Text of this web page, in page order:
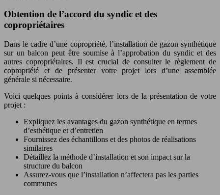
Obtention de l’accord du syndic et des
copropriétaires
Dans le cadre d’une copropriété, l’installation de gazon synthétique
sur un balcon peut être soumise à l’approbation du syndic et des
autres copropriétaires. Il est crucial de consulter le règlement de
copropriété et de présenter votre projet lors d’une assemblée
générale si nécessaire.
Voici quelques points à considérer lors de la présentation de votre
projet :
Expliquez les avantages du gazon synthétique en termes
d’esthétique et d’entretien
Fournissez des échantillons et des photos de réalisations
similaires
Détaillez la méthode d’installation et son impact sur la
structure du balcon
Assurez-vous que l’installation n’affectera pas les parties
communes